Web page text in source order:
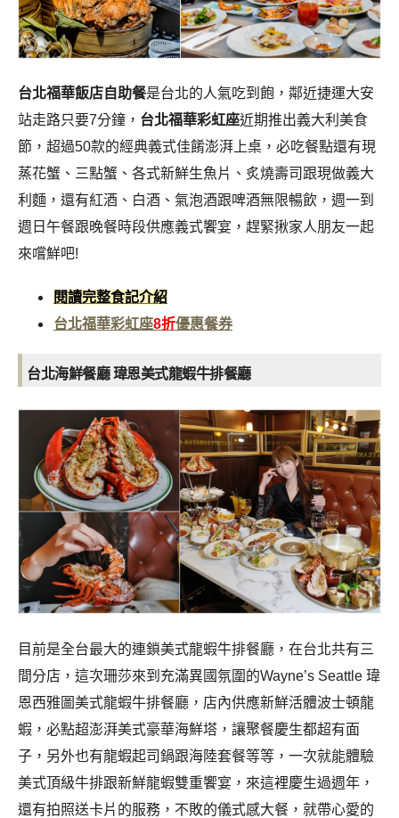
台北福華飯店自助餐是台北的人氣吃到飽，鄰近捷運大安
站走路只要7分鐘， 台北福華彩虹座近期推出義大利美食
節，超過50款的經典義式佳餚澎湃上桌，必吃餐點還有現
蒸花蟹、三點蟹、各式新鮮生魚片、炙燒壽司跟現做義大
利麵，還有紅酒、白酒、氣泡酒跟啤酒無限暢飲，週一到
週日午餐跟晚餐時段供應義式饗宴，趕緊揪家人朋友一起
來嚐鮮吧!
閱讀完整食記介紹
台北福華彩虹座8折優惠餐券
台北海鮮餐廳 瑋恩美式龍蝦牛排餐廳
目前是全台最大的連鎖美式龍蝦牛排餐廳，在台北共有三
間分店，這次珊莎來到充滿異國氛圍的Wayne’s Seattle 瑋
恩西雅圖美式龍蝦牛排餐廳，店內供應新鮮活體波士頓龍
蝦，必點超澎湃美式豪華海鮮塔，讓聚餐慶生都超有面
子，另外也有龍蝦起司鍋跟海陸套餐等等，一次就能體驗
美式頂級牛排跟新鮮龍蝦雙重饗宴，來這裡慶生過週年，
還有拍照送卡片的服務，不敗的儀式感大餐，就帶心愛的